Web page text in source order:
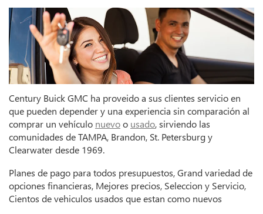
Century Buick GMC ha proveido a sus clientes servicio en
que pueden depender y una experiencia sin comparación al
comprar un vehículo nuevoo usado, sirviendo las
comunidades de TAMPA, Brandon, St. Petersburg y
Clearwater desde 1969.
Planes de pago para todos presupuestos, Grand variedad de
opciones financieras, Mejores precios, Seleccion y Servicio,
Cientos de vehiculos usados que estan como nuevos